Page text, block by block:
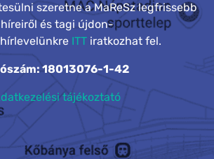
szeretne a MaReSz legfrissebb
híreiről és tagi újdon-
ITTiratkozhat fel.
18013076-1-42
tájékoztató